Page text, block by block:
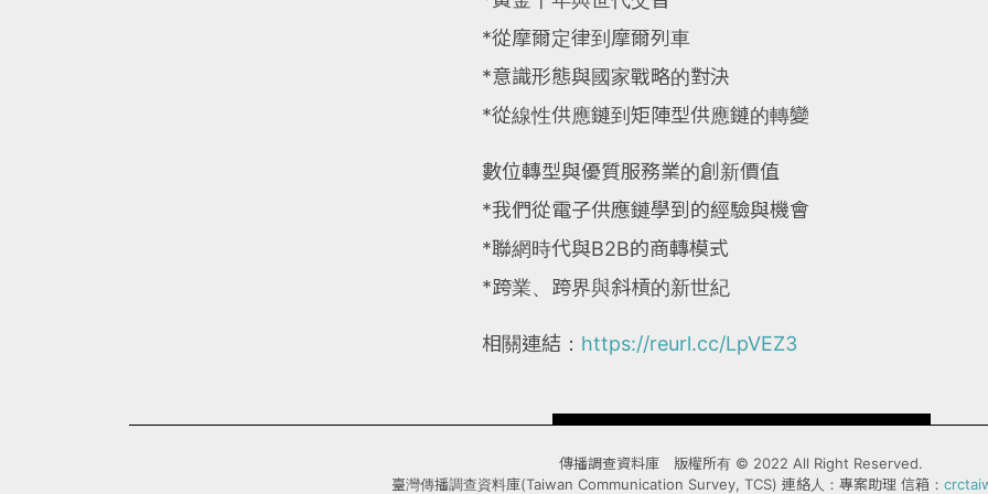
*從摩爾定律到摩爾列車
*意識形態與國家戰略的對決
*從線性供應鏈到矩陣型供應鏈的轉變
數位轉型與優質服務業的創新價值
*我們從電子供應鏈學到的經驗與機會
*聯網時代與B2B的商轉模式
*跨業、跨界與斜槓的新世紀
相關連結： https://reurl.cc/LpVEZ3
傳播調查資料庫 版權所有 © 2022 All Right Reserved.
臺灣傳播調查資料庫(Taiwan Communication Survey, TCS) 連絡人：專案助理 信箱：